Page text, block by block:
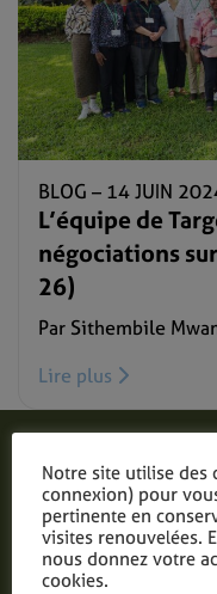
BLOG – 14 JUIN
L’équipe de
négociations
26)
Par Sithembile
Lire plus
Notre site utilise des
connexion) pour
pertinente en
visites renouvelées.
nous donnez votre
cookies.